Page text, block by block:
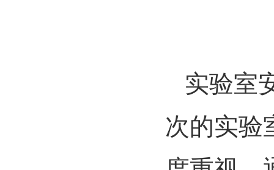
实验室
次的实验